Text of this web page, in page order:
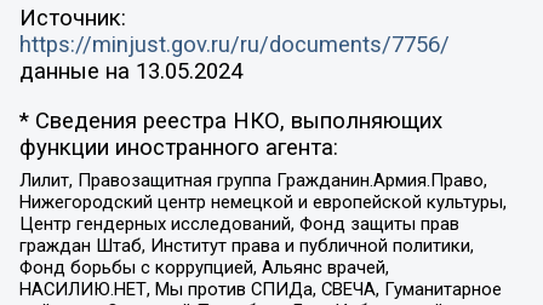
Источник:
https://minjust.gov.ru/ru/documents/7756/
данные на 13.05.2024
* Сведения реестра НКО, выполняющих
функции иностранного агента:
Лилит, Правозащитная группа Гражданин.Армия.Право,
Нижегородский центр немецкой и европейской культуры,
Центр гендерных исследований, Фонд защиты прав
граждан Штаб, Институт права и публичной политики,
Фонд борьбы с коррупцией, Альянс врачей,
НАСИЛИЮ.НЕТ, Мы против СПИДа, СВЕЧА, Гуманитарное